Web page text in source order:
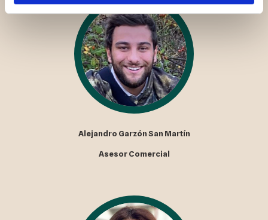
Alejandro Garzón San Martín
Asesor Comercial